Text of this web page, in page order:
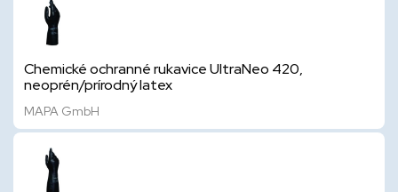
Chemické ochranné rukavice UltraNeo 420,
neoprén/prírodný latex
MAPA GmbH